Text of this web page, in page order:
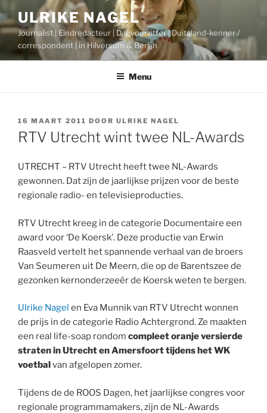
naar
de
inhoud
ULRIKE NAGEL
Journalist | Eindredacteur | Dagvoorzitter | Duitsland-kenner /
correspondent | in Hilversum & Berlijn
Menu
GEPLAATST
OP
16 MAART 2011 DOOR ULRIKE NAGEL
RTV Utrecht wint twee NL-Awards
UTRECHT – RTV Utrecht heeft twee NL-Awards
gewonnen. Dat zijn de jaarlijkse prijzen voor de beste
regionale radio- en televisieproducties.
RTV Utrecht kreeg in de categorie Documentaire een
award voor ‘De Koersk’. Deze productie van Erwin
Raasveld vertelt het spannende verhaal van de broers
Van Seumeren uit De Meern, die op de Barentszee de
gezonken kernonderzeeër de Koersk weten te bergen.
Ulrike Nagel en Eva Munnik van RTV Utrecht wonnen
de prijs in de categorie Radio Achtergrond. Ze maakten
een real life-soap rondom compleet oranje versierde
straten in Utrecht en Amersfoort tijdens het WK
voetbalvan afgelopen zomer.
Tijdens de de ROOS Dagen, het jaarlijkse congres voor
regionale programmamakers, zijn de NL-Awards